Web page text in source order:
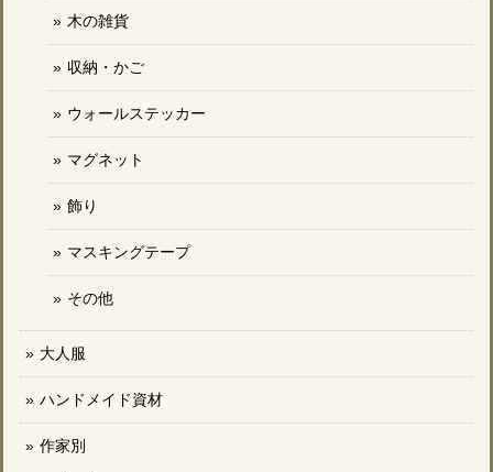
木の雑貨
収納・かご
ウォールステッカー
マグネット
飾り
マスキングテープ
その他
大人服
ハンドメイド資材
作家別